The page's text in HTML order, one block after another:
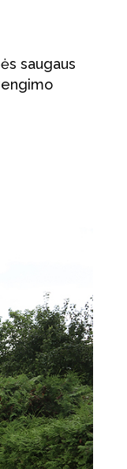
saugaus